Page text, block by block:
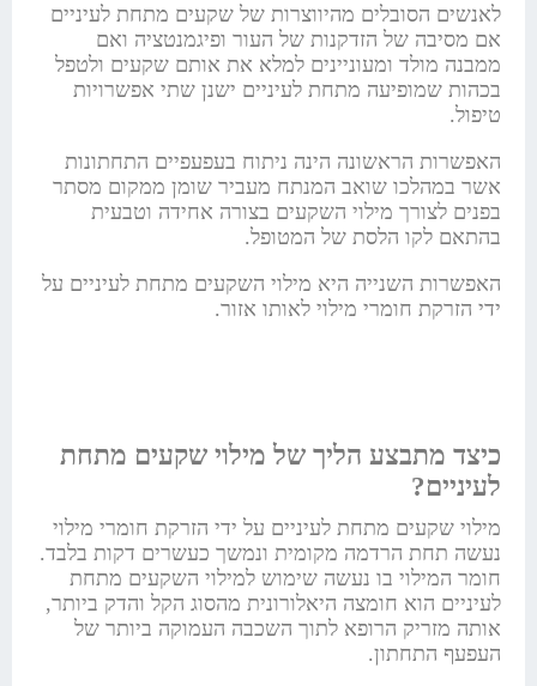
לאנשים הסובלים מהיווצרות של שקעים מתחת לעיניים
אם מסיבה של הזדקנות של העור ופיגמנטציה ואם
ממבנה מולד ומעוניינים למלא את אותם שקעים ולטפל
בכהות שמופיעה מתחת לעיניים ישנן שתי אפשרויות
טיפול.
האפשרות הראשונה הינה ניתוח בעפעפיים התחתונות
אשר במהלכו שואב המנתח מעביר שומן ממקום מסתר
בפנים לצורך מילוי השקעים בצורה אחידה וטבעית
בהתאם לקו הלסת של המטופל.
האפשרות השנייה היא מילוי השקעים מתחת לעיניים על
ידי הזרקת חומרי מילוי לאותו אזור.
כיצד מתבצע הליך של מילוי שקעים מתחת
לעיניים?
מילוי שקעים מתחת לעיניים על ידי הזרקת חומרי מילוי
נעשה תחת הרדמה מקומית ונמשך כעשרים דקות בלבד.
חומר המילוי בו נעשה שימוש למילוי השקעים מתחת
לעיניים הוא חומצה היאלורונית מהסוג הקל והדק ביותר,
אותה מזריק הרופא לתוך השכבה העמוקה ביותר של
העפעף התחתון.